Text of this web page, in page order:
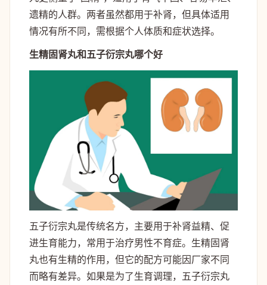
遗精的人群。两者虽然都用于补肾，但具体适用
情况有所不同，需根据个人体质和症状选择。
生精固肾丸和五子衍宗丸哪个好
五子衍宗丸是传统名方，主要用于补肾益精、促
进生育能力，常用于治疗男性不育症。生精固肾
丸也有生精的作用，但它的配方可能因厂家不同
而略有差异。如果是为了生育调理，五子衍宗丸